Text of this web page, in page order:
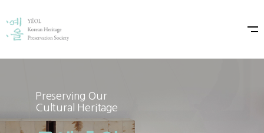
Preserving Our
Cultural Heritage
Preserving Our
Cultural Heritage